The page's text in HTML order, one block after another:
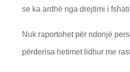
se ka ardhë nga drejtimi i
Nuk raportohet për ndonjë
përderisa hetimet lidhur me